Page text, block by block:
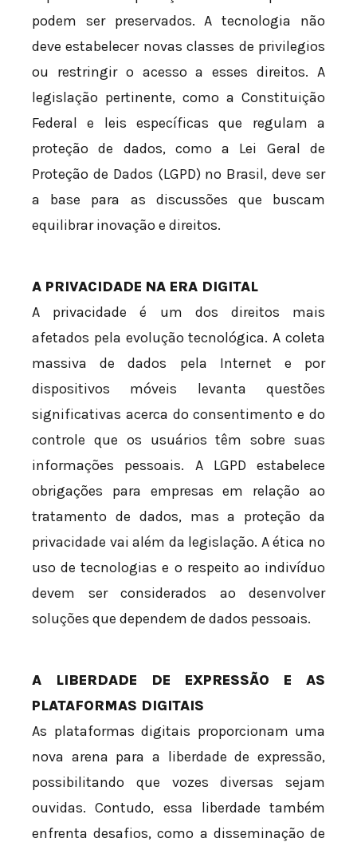
podem ser preservados. A tecnologia não
deve estabelecer novas classes de privilegios
ou restringir o acesso a esses direitos. A
legislação pertinente, como a Constituição
Federal e leis específicas que regulam a
proteção de dados, como a Lei Geral de
Proteção de Dados (LGPD) no Brasil, deve ser
a base para as discussões que buscam
equilibrar inovação e direitos.
A PRIVACIDADE NA ERA DIGITAL
A privacidade é um dos direitos mais
afetados pela evolução tecnológica. A coleta
massiva de dados pela Internet e por
dispositivos móveis levanta questões
significativas acerca do consentimento e do
controle que os usuários têm sobre suas
informações pessoais. A LGPD estabelece
obrigações para empresas em relação ao
tratamento de dados, mas a proteção da
privacidade vai além da legislação. A ética no
uso de tecnologias e o respeito ao indivíduo
devem ser considerados ao desenvolver
soluções que dependem de dados pessoais.
A LIBERDADE DE EXPRESSÃO E AS
PLATAFORMAS DIGITAIS
As plataformas digitais proporcionam uma
nova arena para a liberdade de expressão,
possibilitando que vozes diversas sejam
ouvidas. Contudo, essa liberdade também
enfrenta desafios, como a disseminação de